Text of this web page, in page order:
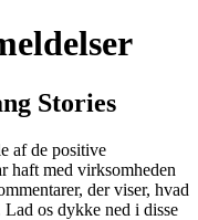
Stories
af de positive
haft med virksomheden
der viser, hvad
os dykke ned i disse